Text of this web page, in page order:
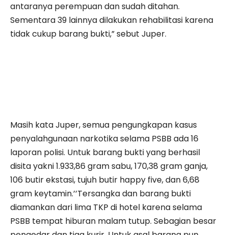
antaranya perempuan dan sudah ditahan.
Sementara 39 lainnya dilakukan rehabilitasi karena
tidak cukup barang bukti,” sebut Juper.
Masih kata Juper, semua pengungkapan kasus
penyalahgunaan narkotika selama PSBB ada 16
laporan polisi. Untuk barang bukti yang berhasil
disita yakni 1.933,86 gram sabu, 170,38 gram ganja,
106 butir ekstasi, tujuh butir happy five, dan 6,68
gram keytamin.’’Tersangka dan barang bukti
diamankan dari lima TKP di hotel karena selama
PSBB tempat hiburan malam tutup. Sebagian besar